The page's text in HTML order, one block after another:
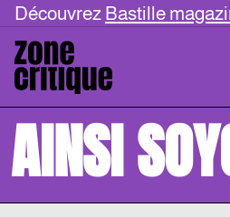
Découvrez Bastille
AINSI